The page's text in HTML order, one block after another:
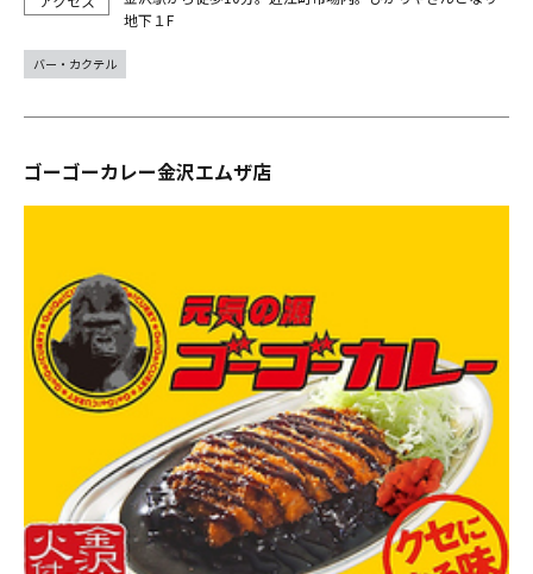
地下１F
バー・カクテル
ゴーゴーカレー金沢エムザ店